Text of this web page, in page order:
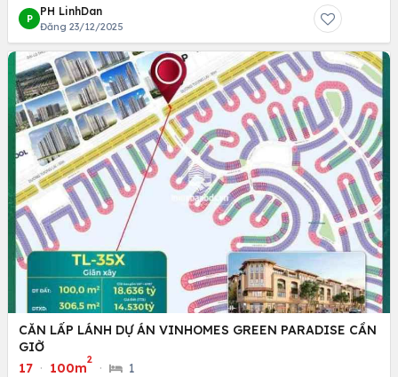
P
PH LinhDan
Đăng 23/12/2025
CĂN LẤP LÁNH DỰ ÁN VINHOMES GREEN PARADISE CẦN
GIỜ
17 · 100m
2
· 1